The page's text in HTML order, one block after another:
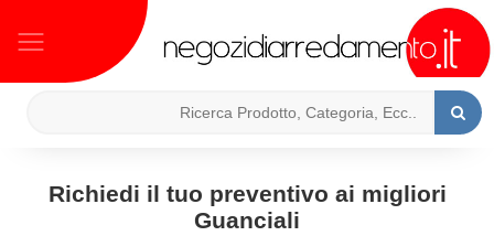
Richiedi il tuo preventivo ai migliori
Guanciali